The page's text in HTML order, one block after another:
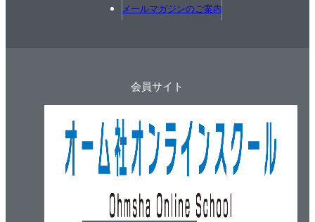
メールマガジンのご案内
会員サイト